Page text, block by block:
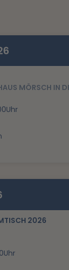
MÖRSCH IN
Uhr
2026
Uhr